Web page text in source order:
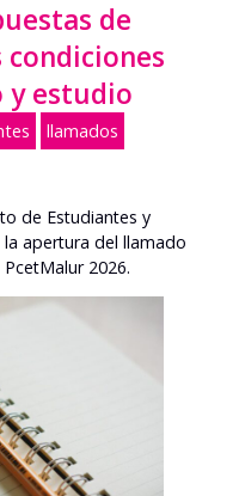
de
y estudio
llamados
de Estudiantes y
apertura del llamado
2026.